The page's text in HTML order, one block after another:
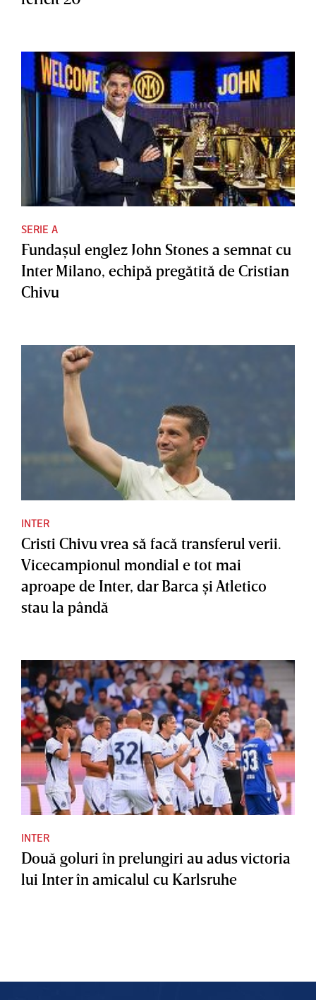
SERIE A
Fundaşul englez John Stones a semnat cu
Inter Milano, echipă pregătită de Cristian
Chivu
INTER
Cristi Chivu vrea să facă transferul verii.
Vicecampionul mondial e tot mai
aproape de Inter, dar Barca şi Atletico
stau la pândă
INTER
Două goluri în prelungiri au adus victoria
lui Inter în amicalul cu Karlsruhe